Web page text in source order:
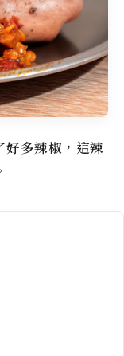
好多辣椒，這辣